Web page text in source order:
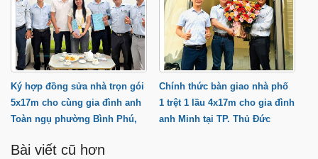
Ký hợp đồng sửa nhà trọn gói
5x17m cho cùng gia đình anh
Toàn ngụ phường Bình Phú,
Chính thức bàn giao nhà phố
1 trệt 1 lầu 4x17m cho gia đình
anh Minh tại TP. Thủ Đức
Bài viết cũ hơn